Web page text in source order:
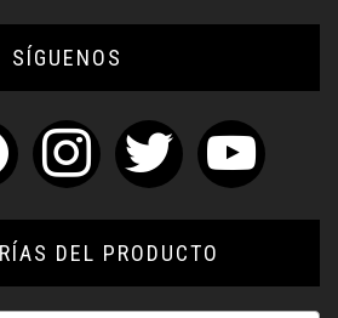
SÍGUENOS
instagram twitter youtube
DEL PRODUCTO